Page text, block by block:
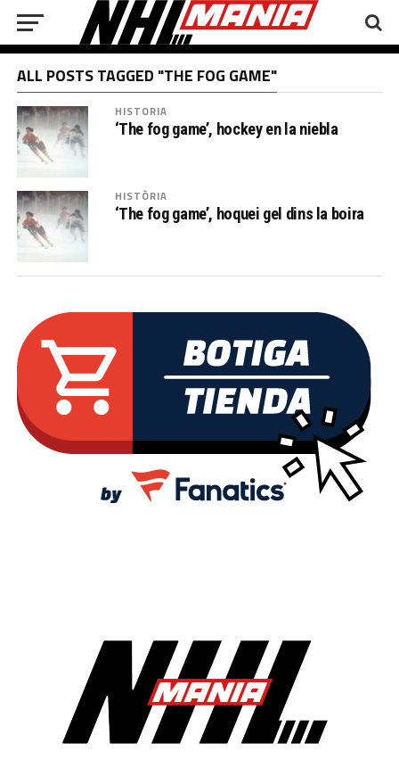
ALL POSTS TAGGED "THE FOG GAME"
HISTORIA
‘The fog game’, hockey en la niebla
HISTÒRIA
‘The fog game’, hoquei gel dins la boira